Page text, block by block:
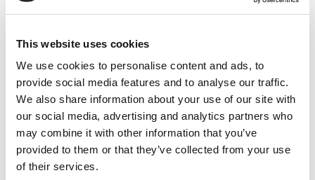
This website uses cookies
We use cookies to personalise content and ads, to
provide social media features and to analyse our traffic.
We also share information about your use of our site with
our social media, advertising and analytics partners who
may combine it with other information that you’ve
provided to them or that they’ve collected from your use
of their services.
Vivi l'America's Cup dalla prima fila: il
Nel 2027 Il Golfo di Napoli si prepara a diventare il
palcoscenico della competizione sportiva più antica del
mondo. Le acque tra Castel dell'Ovo e Posillipo
38ª America’s Cup
Mediterraneo.
​Sotto lo sguardo del Vesuvio, i bolidi del mareAC75
sfideranno in un scenario naturale senza eguali, unendo